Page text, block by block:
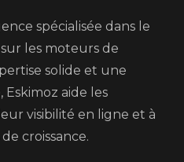
spécialisée dans le
les moteurs de
solide et une
aide les
visibilité en ligne et à
croissance.